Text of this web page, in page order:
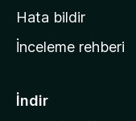
s
y
a
Hata bildir
İnceleme rehberi
İndir